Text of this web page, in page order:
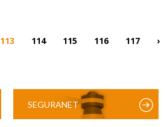
113 114 115 116 117 ›
SEGURANET